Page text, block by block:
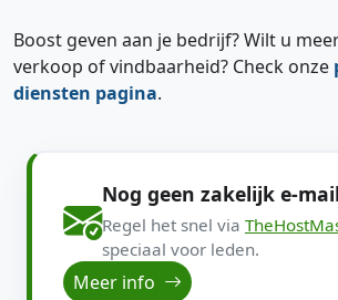
Boost geven aan je bedrijf? Wilt u
verkoop of vindbaarheid? Check onze
diensten pagina.
Nog geen zakelijk e-
Regel het snel via
speciaal voor leden.
Meer info